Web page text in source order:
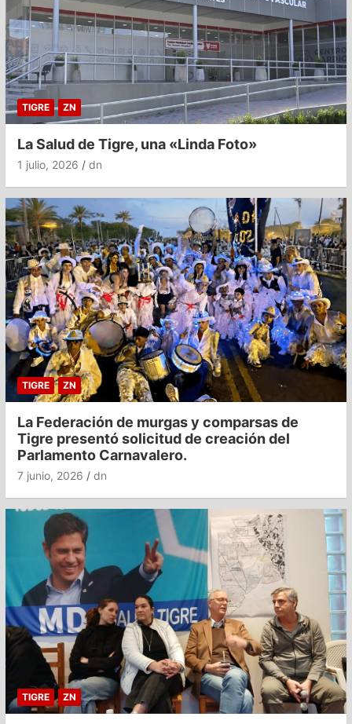
TIGRE ZN
La Salud de Tigre, una «Linda Foto»
1 julio, 2026 dn
TIGRE ZN
La Federación de murgas y comparsas de
Tigre presentó solicitud de creación del
Parlamento Carnavalero.
7 junio, 2026 dn
TIGRE ZN